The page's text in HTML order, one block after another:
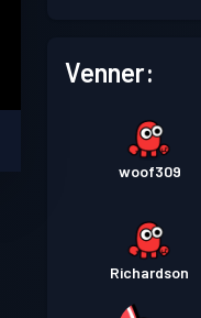
Venner:
woof309
Richardson